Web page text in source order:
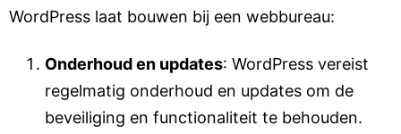
WordPress laat bouwen bij een webbureau:
Onderhoud en updates: WordPress vereist
regelmatig onderhoud en updates om de
beveiliging en functionaliteit te behouden.